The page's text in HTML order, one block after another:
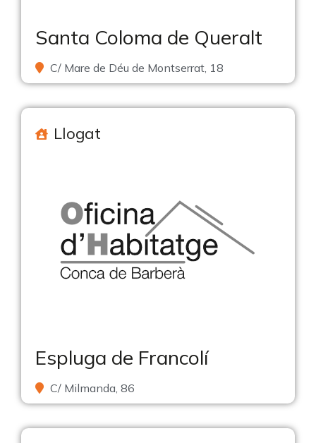
Santa Coloma de Queralt
C/ Mare de Déu de Montserrat, 18
Llogat
Espluga de Francolí
C/ Milmanda, 86